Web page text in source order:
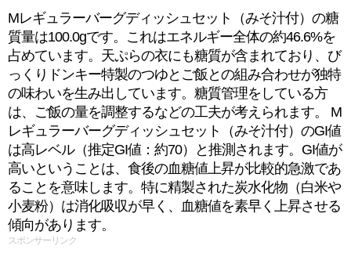
Mレギュラーバーグディッシュセット（みそ汁付）の糖
質量は100.0gです。これはエネルギー全体の約46.6%を
占めています。天ぷらの衣にも糖質が含まれており、び
っくりドンキー特製のつゆとご飯との組み合わせが独特
の味わいを生み出しています。糖質管理をしている方
は、ご飯の量を調整するなどの工夫が考えられます。 M
レギュラーバーグディッシュセット（みそ汁付）のGI値
は高レベル（推定GI値：約70）と推測されます。GI値が
高いということは、食後の血糖値上昇が比較的急激であ
ることを意味します。特に精製された炭水化物（白米や
小麦粉）は消化吸収が早く、血糖値を素早く上昇させる
傾向があります。
スポンサーリンク